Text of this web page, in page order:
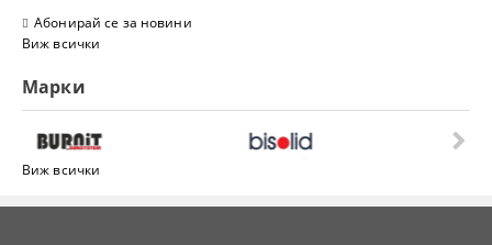
Абонирай се за новини
Виж всички
Марки
Виж всички